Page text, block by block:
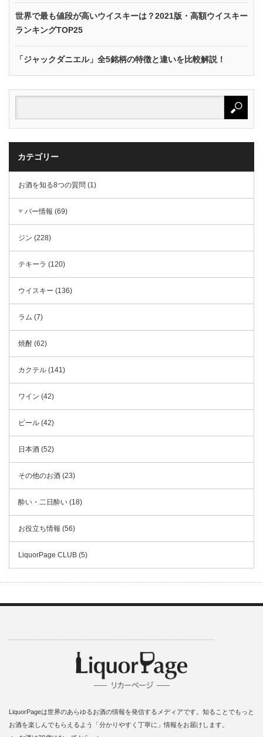
世界で最も値段が高いウイスキーは？2021版・高額ウイスキー
ランキングTOP25
「ジャックダニエル」全5銘柄の特徴と違いを比較解説！
カテゴリー
お酒を知る8つの質問 (1)
バー情報 (69)
ジン (228)
テキーラ (120)
ウイスキー (136)
ラム (7)
焼酎 (62)
カクテル (141)
ワイン (42)
ビール (42)
日本酒 (52)
その他のお酒 (23)
酔い・二日酔い (18)
お役立ち情報 (56)
LiquorPage CLUB (5)
LiquorPageは世界のあらゆるお酒の情報を発信するメディアです。知ることでもっと
お酒を楽しんでもらえるよう「分かりやすく丁寧に」情報をお届けします。